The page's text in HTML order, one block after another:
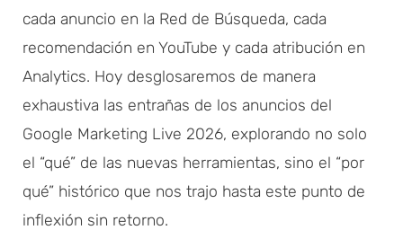
cada anuncio en la Red de Búsqueda, cada
recomendación en YouTube y cada atribución en
Analytics. Hoy desglosaremos de manera
exhaustiva las entrañas de los anuncios del
Google Marketing Live 2026, explorando no solo
el “qué” de las nuevas herramientas, sino el “por
qué” histórico que nos trajo hasta este punto de
inflexión sin retorno.